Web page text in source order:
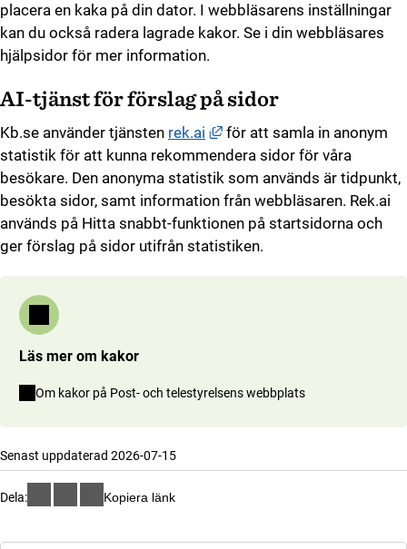
placera en kaka på din dator. I webbläsarens inställningar
kan du också radera lagrade kakor. Se i din webbläsares
hjälpsidor för mer information.
AI-tjänst för förslag på sidor
Kb.se använder tjänsten rek.ai Länk till annan webbplats,
för att samla in anonym
statistik för att kunna rekommendera sidor för våra
besökare. Den anonyma statistik som används är tidpunkt,
besökta sidor, samt information från webbläsaren. Rek.ai
används på Hitta snabbt-funktionen på startsidorna och
ger förslag på sidor utifrån statistiken.
Läs mer om kakor
Om kakor på Post- och telestyrelsens webbplats(länk till annan
Senast uppdaterad 2026-07-15
Dela: Kopiera länk